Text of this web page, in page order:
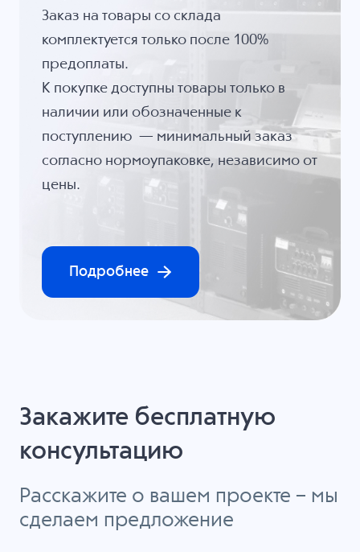
Заказ на товары со склада
комплектуется только после 100%
предоплаты.
К покупке доступны товары только в
наличии или обозначенные к
поступлению — минимальный заказ
согласно нормоупаковке, независимо от
цены.
Подробнее
Закажите бесплатную
консультацию
Расскажите о вашем проекте – мы
сделаем предложение